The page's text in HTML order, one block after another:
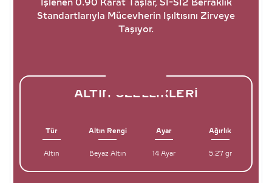
İşlenen 0.90 Karat Taşlar, SI-SI2 Berraklık
Standartlarıyla Mücevherin Işıltısını Zirveye
Taşıyor.
ALTIN ÖZELLIKLERI
Tür Altın Rengi Ayar Ağırlık
Altın Beyaz Altın 14 Ayar 5.27 gr